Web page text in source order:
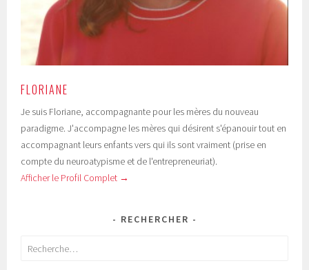
FLORIANE
Je suis Floriane, accompagnante pour les mères du nouveau
paradigme. J'accompagne les mères qui désirent s'épanouir tout en
accompagnant leurs enfants vers qui ils sont vraiment (prise en
compte du neuroatypisme et de l'entrepreneuriat).
Afficher le Profil Complet →
RECHERCHER
Rechercher :